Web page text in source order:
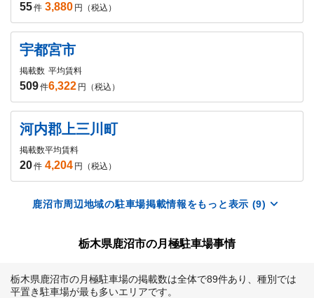
55件 3,880 円（税込）
宇都宮市
掲載数
509件
平均賃料
6,322 円（税込）
河内郡上三川町
掲載数
20件
平均賃料
4,204 円（税込）
鹿沼市周辺地域の駐車場掲載情報をもっと表示 (9)
栃木県鹿沼市の月極駐車場事情
栃木県鹿沼市の月極駐車場の掲載数は全体で89件あり、種別では
平置き駐車場が最も多いエリアです。